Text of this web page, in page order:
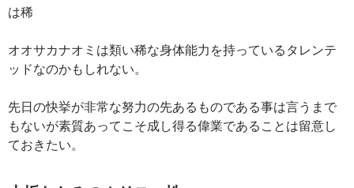
は稀
オオサカナオミは類い稀な身体能力を持っているタレンテ
ッドなのかもしれない。
先日の快挙が非常な努力の先あるものである事は言うまで
もないが素質あってこそ成し得る偉業であることは留意し
ておきたい。